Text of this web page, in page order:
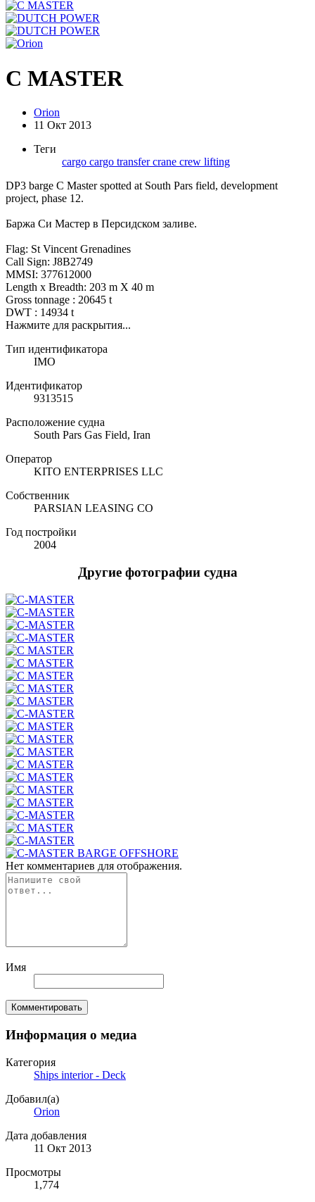
C MASTER
Orion
11 Окт 2013
Теги
cargo cargo transfercrane crew lifting
DP3 barge C Master spotted at South Pars field, development
project, phase 12.
Баржа Си Мастер в Персидском заливе.
Flag: St Vincent Grenadines
Call Sign: J8B2749
MMSI: 377612000
Length x Breadth: 203 m X 40 m
Gross tonnage : 20645 t
DWT : 14934 t
Нажмите для раскрытия...
Тип идентификатора
IMO
Идентификатор
9313515
Расположение судна
South Pars Gas Field, Iran
Оператор
KITO ENTERPRISES LLC
Собственник
PARSIAN LEASING CO
Год постройки
2004
Другие фотографии судна
Нет комментариев для отображения.
Имя
Комментировать
Информация о медиа
Категория
Ships interior - Deck
Добавил(а)
Orion
Дата добавления
11 Окт 2013
Просмотры
1,774